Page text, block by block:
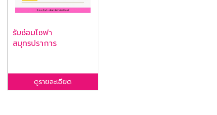
รับซ่อมโซฟา
สมุทรปราการ
ดูรายละเอียด